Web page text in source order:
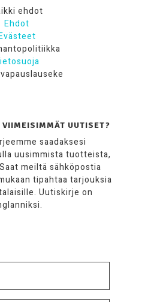
ehdot
Ehdot
VIIMEISIMMÄT UUTISET?
saadaksesi
uusimmista tuotteista,
meiltä sähköpostia
tipahtaa tarjouksia
Uutiskirje on